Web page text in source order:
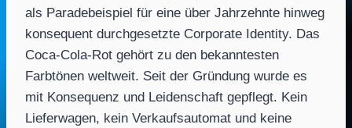
als Paradebeispiel für eine über Jahrzehnte hinweg
konsequent durchgesetzte Corporate Identity. Das
Coca-Cola-Rot gehört zu den bekanntesten
Farbtönen weltweit. Seit der Gründung wurde es
mit Konsequenz und Leidenschaft gepflegt. Kein
Lieferwagen, kein Verkaufsautomat und keine